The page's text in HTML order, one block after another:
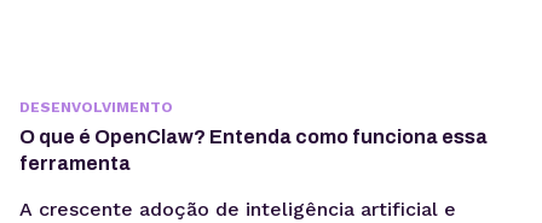
DESENVOLVIMENTO
O que é OpenClaw? Entenda como funciona essa
ferramenta
A crescente adoção de inteligência artificial e